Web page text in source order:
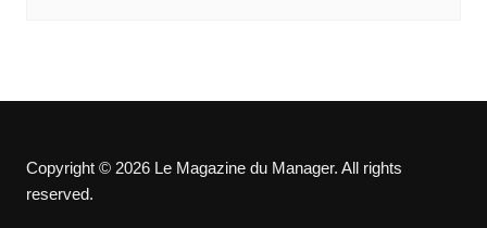
Copyright © 2026 Le Magazine du Manager. All rights
reserved.